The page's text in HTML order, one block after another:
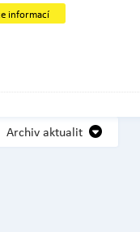
informací
Archiv aktualit